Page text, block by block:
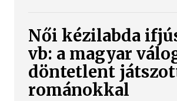
Női kézilabda
vb: a magyar
döntetlent
románokkal